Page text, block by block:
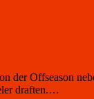
der Offseason
draften.…